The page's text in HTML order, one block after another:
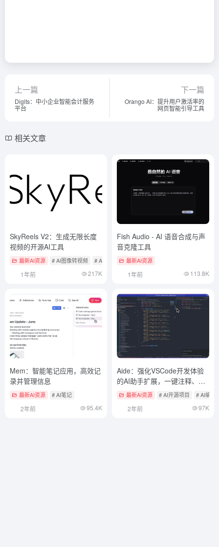
上一篇
Digits：中小企业智能会计服务
平台
下一篇
Orango AI：提升用户激活率的
网页智能引导工具
相关文章
SkyReels V2：生成无限长度
视频的开源AI工具
最新AI资源 # AI图像转视频 # AI开源项目 # AI文本转视频
1年前 217K
Fish Audio - AI 语音合成与声
音克隆工具
最新AI资源
1年前 113.8K
Mem：智能笔记应用，高效记
录并管理信息
最新AI资源 # AI笔记
2年前 95.4K
Aide：强化VSCode开发体验
的AI助手扩展，一键注释、转
换、UI生成代码
最新AI资源 # AI开源项目 # AI编程
2年前 97K